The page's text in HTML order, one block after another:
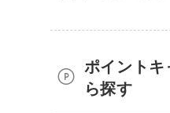
ポイントキ
ら探す